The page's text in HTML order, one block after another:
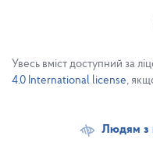
Увесь вміст доступний за
4.0 International license,
Людям з